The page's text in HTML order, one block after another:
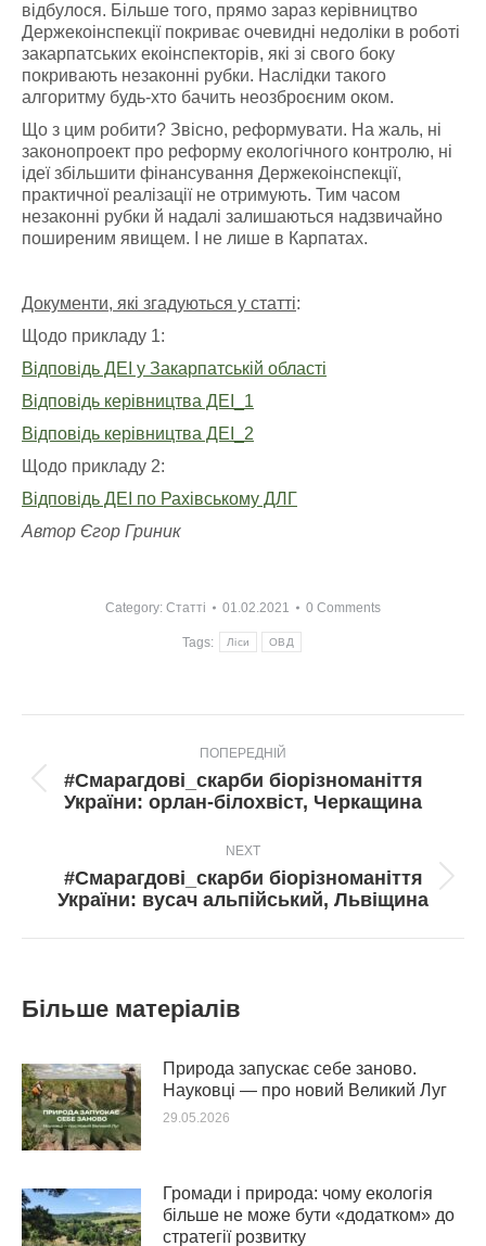
відбулося. Більше того, прямо зараз керівництво
Держекоінспекції покриває очевидні недоліки в роботі
закарпатських екоінспекторів, які зі свого боку
покривають незаконні рубки. Наслідки такого
алгоритму будь-хто бачить неозброєним оком.
Що з цим робити? Звісно, реформувати. На жаль, ні
законопроект про реформу екологічного контролю, ні
ідеї збільшити фінансування Держекоінспекції,
практичної реалізації не отримують. Тим часом
незаконні рубки й надалі залишаються надзвичайно
поширеним явищем. І не лише в Карпатах.
Документи, які згадуються у статті:
Щодо прикладу 1:
Відповідь ДЕІ у Закарпатській області
Відповідь керівництва ДЕІ_1
Відповідь керівництва ДЕІ_2
Щодо прикладу 2:
Відповідь ДЕІ по Рахівському ДЛГ
Автор Єгор Гриник
Category: Статті 01.02.2021 0 Comments
Tags: Ліси ОВД
navigation
ПОПЕРЕДНІЙ
Попередній
пост:
#Смарагдові_скарби біорізноманіття
України: орлан-білохвіст, Черкащина
NEXT
Next
post:
#Смарагдові_скарби біорізноманіття
України: вусач альпійський, Львіщина
Більше матеріалів
Природа запускає себе заново.
Науковці — про новий Великий Луг
29.05.2026
Громади і природа: чому екологія
більше не може бути «додатком» до
стратегії розвитку